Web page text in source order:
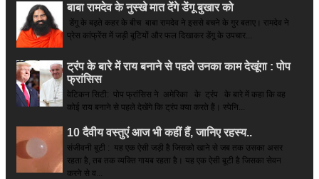
बाबा रामदेव के नुस्खे मात देंगे डेंगू बुखार को
डेंगू के बढ़ते कहर के बीच बाबा रामदेव ने इससे बचने के गुर बताए। रामदेव ने
प्रेस कांफ्रेंस में जड़ी बूटियों और फल दिखाकर डेंगू के उपचार...
ट्रंप के बारे में राय बनाने से पहले उनका काम देखूंगा : पोप
फ्रांसिस
वेटिकन सिटी: पोप फ्रांसिस ने अमेरिका के ट्रंप के बारे में कहा कि वह
कोई राय बनाने से पहले देखेंगे कि ट्रंप क्या करते हैं। स्पेनि...
10 दैवीय वस्तुएं आज भी कहीं हैं, जानिए रहस्य..
संजीवनी बूटी : यह एक ऐसी जड़ी है जिसको खाने से जब तक उसका असर
रहता है, तब तक व्यक्ति गायब रहता है। यह एक ऐसी बूटी है जिसका सेवन
करने से व...